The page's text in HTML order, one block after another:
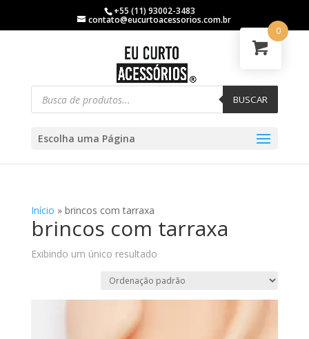
+55 (11) 93002-3483
contato@eucurtoacessorios.com.br
BUSCAR
Escolha uma Página
Início » brincos com tarraxa
brincos com tarraxa
Exibindo um único resultado
0